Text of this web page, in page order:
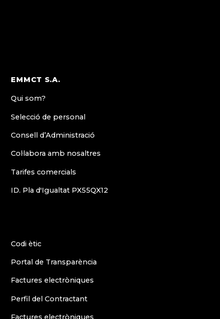
EMMCT S.A.
Qui som?
Selecció de personal
Consell d’Administració
Col·labora amb nosaltres
Tarifes comercials
ID. Pla d'Igualtat PX55QX12
Codi ètic
Portal de Transparència
Factures electròniques
Perfil del Contractant
Factures electròniques